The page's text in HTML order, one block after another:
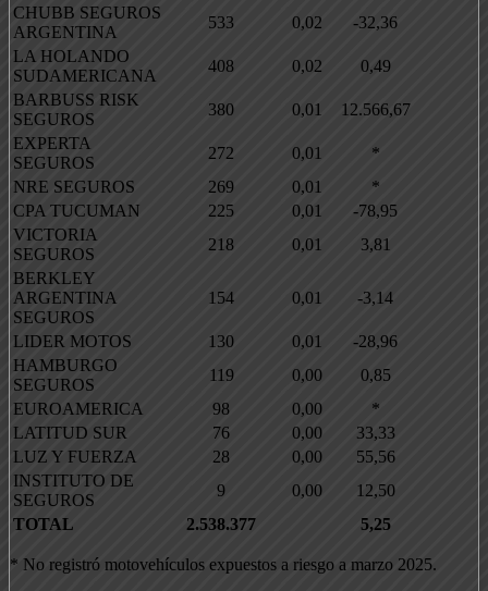
CHUBB SEGUROS
ARGENTINA
533 0,02
-32,36
LA HOLANDO
SUDAMERICANA
408 0,02
0,49
BARBUSS RISK
SEGUROS
380 0,01
12.566,67
EXPERTA
SEGUROS
272 0,01
*
NRE SEGUROS
269 0,01
*
CPA TUCUMAN
225 0,01
-78,95
VICTORIA
SEGUROS
218 0,01
3,81
BERKLEY
ARGENTINA
SEGUROS
154 0,01 -3,14
LIDER MOTOS 130 0,01
-28,96
HAMBURGO
SEGUROS
119 0,00
0,85
EUROAMERICA
98 0,00
*
LATITUD SUR
76 0,00
33,33
LUZ Y FUERZA
28 0,00
55,56
INSTITUTO DE
SEGUROS
9 0,00
12,50
TOTAL
2.538.377 5,25
* No registró motovehículos expuestos a riesgo a marzo 2025.